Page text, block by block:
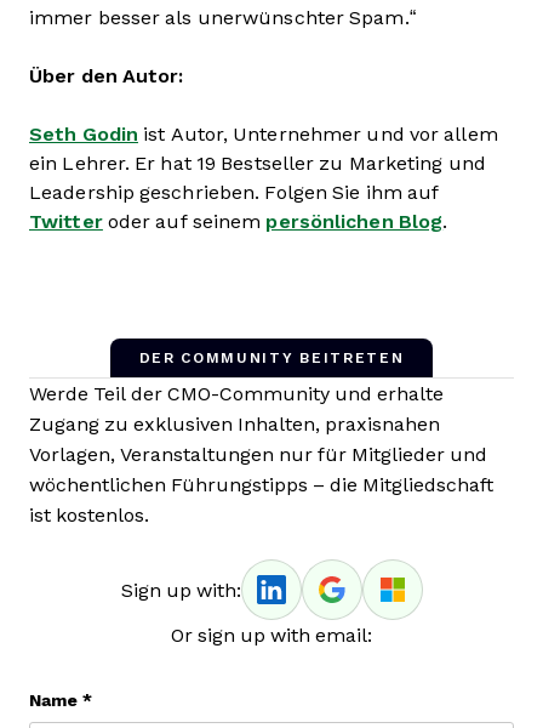
immer besser als unerwünschter Spam.“
Über den Autor:
Seth Godin ist Autor, Unternehmer und vor allem
ein Lehrer. Er hat 19 Bestseller zu Marketing und
Leadership geschrieben. Folgen Sie ihm auf
Twitteroder auf seinem persönlichen Blog.
DER COMMUNITY BEITRETEN
Werde Teil der CMO-Community und erhalte
Zugang zu exklusiven Inhalten, praxisnahen
Vorlagen, Veranstaltungen nur für Mitglieder und
wöchentlichen Führungstipps – die Mitgliedschaft
ist kostenlos.
Sign up with:
Or sign up with email:
Name *